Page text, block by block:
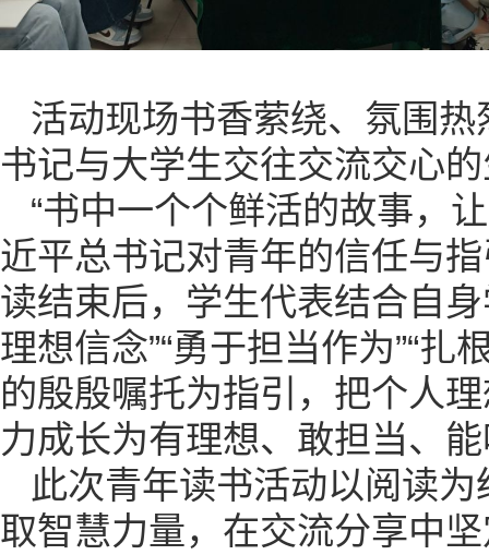
活动现场书香萦绕、氛围
书记与大学生交往交流交心
“书中一个个鲜活的故事，
近平总书记对青年的信任与
读结束后，学生代表结合自
理想信念”“勇于担当作为”“
的殷殷嘱托为指引，把个人
力成长为有理想、敢担当、
此次青年读书活动以阅读
取智慧力量，在交流分享中